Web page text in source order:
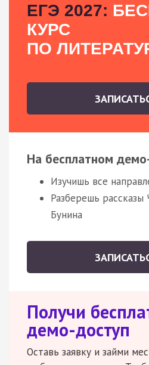
ЕГЭ 2027:
КУРС
ПО
На бесплатном
Изучишь все
Разберешь рассказы
Бунина
Получи
демо-доступ
Оставь заявку и займи